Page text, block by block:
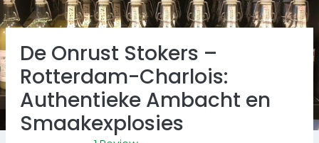
Previous
De Onrust Stokers –
Rotterdam-Charlois:
Authentieke Ambacht en
Smaakexplosies